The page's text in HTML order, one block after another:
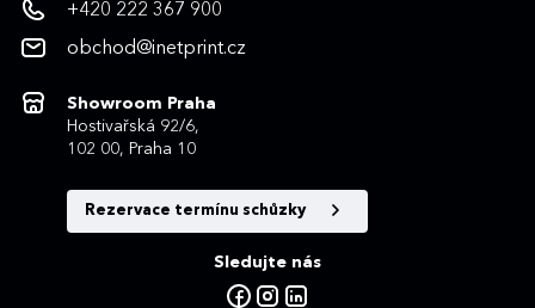
+420 222 367 900
obchod@inetprint.cz
Showroom Praha
Hostivařská 92/6,
102 00, Praha 10
Rezervace termínu schůzky
Sledujte nás